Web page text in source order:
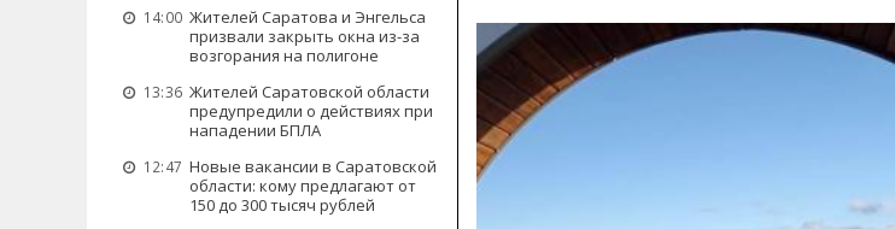
14:00 Жителей Саратова и Энгельса
призвали закрыть окна из-за
возгорания на полигоне
13:36 Жителей Саратовской области
предупредили о действиях при
нападении БПЛА
12:47 Новые вакансии в Саратовской
области: кому предлагают от
150 до 300 тысяч рублей